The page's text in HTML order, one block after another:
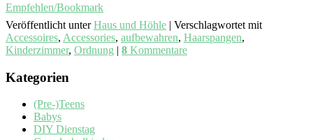
Empfehlen/Bookmark
Veröffentlicht unter Haus und Höhle | Verschlagwortet mit
Accessoires, Accessories, aufbewahren, Haarspangen,
Kinderzimmer, Ordnung | 8 Kommentare
Kategorien
(Pre-)Teens
Babys
DIY Dienstag